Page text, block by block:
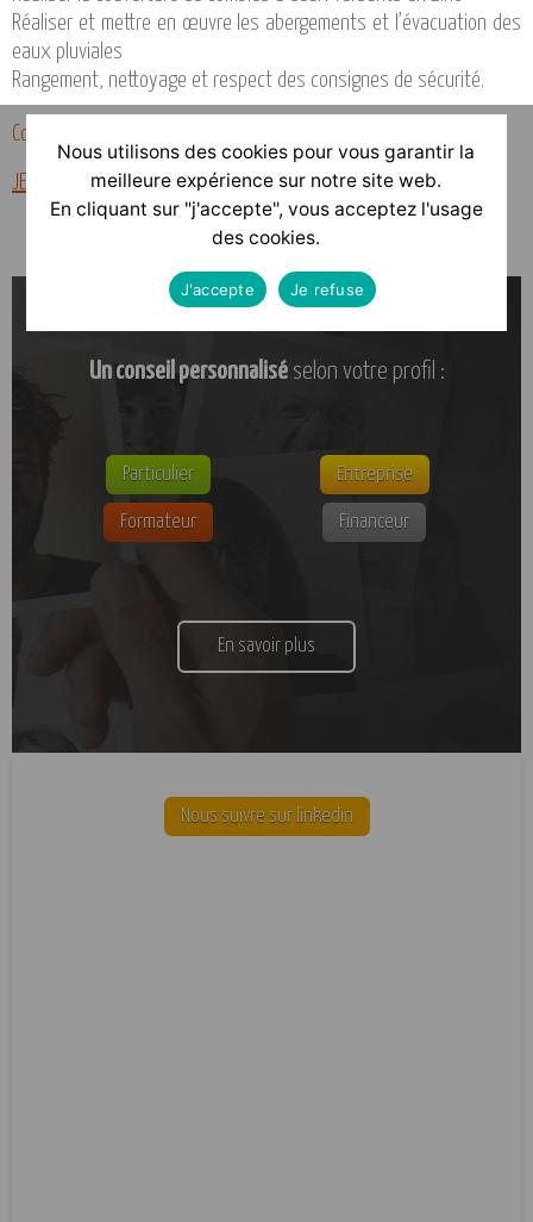
Réaliser et mettre en œuvre les abergements et l’évacuation des
eaux pluviales
Rangement, nettoyage et respect des consignes de sécurité.
Couvreur – Zingueur
JE POSTULE
Un conseil personnaliséselon votre profil :
Particulier Entreprise
Formateur Financeur
En savoir plus
Nous suivre sur linkedin
Nous utilisons des cookies pour vous garantir la
meilleure expérience sur notre site web.
En cliquant sur "j'accepte", vous acceptez l'usage
des cookies.
J'accepte Je refuse